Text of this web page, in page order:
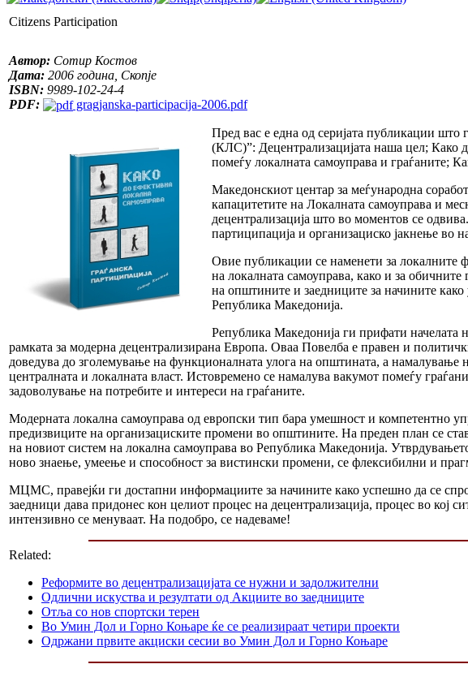
Citizens Participation
Автор: Сотир Костов
Дата: 2006 година, Скопје
ISBN: 9989-102-24-4
PDF:
gragjanska-participacija-2006.pdf
Пред вас е една од серијата публикации што
(КЛС)”: Децентрализацијата наша цел; Како
помеѓу локалната самоуправа и граѓаните;
Македонскиот центар за меѓународна
капацитетите на Локалната самоуправа и
децентрализација што во моментов се
партиципација и организациско јакнење во
Овие публикации се наменети за локалните
на локалната самоуправа, како и за
на општините и заедниците за начините
Република Македонија.
Република Македонија ги прифати начелата
рамката за модерна децентрализирана Европа. Оваа Повелба е правен и
доведува до зголемување на функционалната улога на општината, а
централната и локалната власт. Истовремено се намалува вакумот помеѓу
задоволување на потребите и интереси на граѓаните.
Модерната локална самоуправа од европски тип бара умешност и компетентно
предизвиците на организациските промени во општините. На преден план се
на новиот систем на локална самоуправа во Република Македонија.
ново знаење, умеење и способност за вистински промени, се флексибилни и
МЦМС, правејќи ги достапни информациите за начините како успешно да се
заедници дава придонес кон целиот процес на децентрализација, процес во кој
интензивно се менуваат. На подобро, се надеваме!
Related:
Реформите во децентрализацијата се нужни и задолжителни
Одлични искуства и резултати од Акциите во заедниците
Отља со нов спортски терен
Во Умин Дол и Горно Коњаре ќе се реализираат четири проекти
Одржани првите акциски сесии во Умин Дол и Горно Коњаре